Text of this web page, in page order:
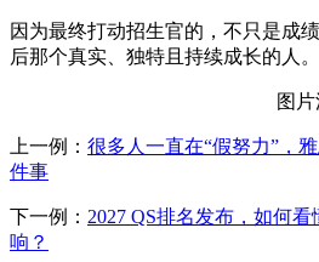
因为最终打动招生官的，不只是成
后那个真实、独特且持续成长的人。
图
上一例： 很多人一直在“假努力”，
件事
下一例： 2027 QS排名发布，如何
响？